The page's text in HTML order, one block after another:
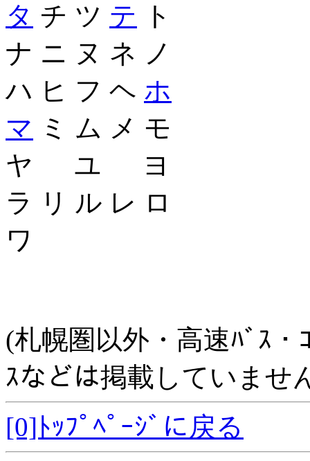
タ チ ツ テ ト
ナ ニ ヌ ネ ノ
ハ ヒ フ ヘ ホ
マ ミ ム メ モ
ヤ ユ ヨ
ラ リ ル レ ロ
ワ
(札幌圏以外・高速ﾊﾞｽ・
ｽなどは掲載していませ
[0]ﾄｯﾌﾟﾍﾟｰｼﾞに戻る